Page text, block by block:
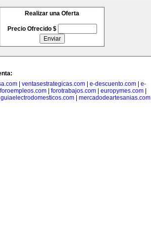
Realizar una Oferta
Precio Ofrecido $
| ventasestrategicas.com| e-descuento.com| e-
foroempleos.com| forotrabajos.com| europymes.com|
guiaelectrodomesticos.com| mercadodeartesanias.com|